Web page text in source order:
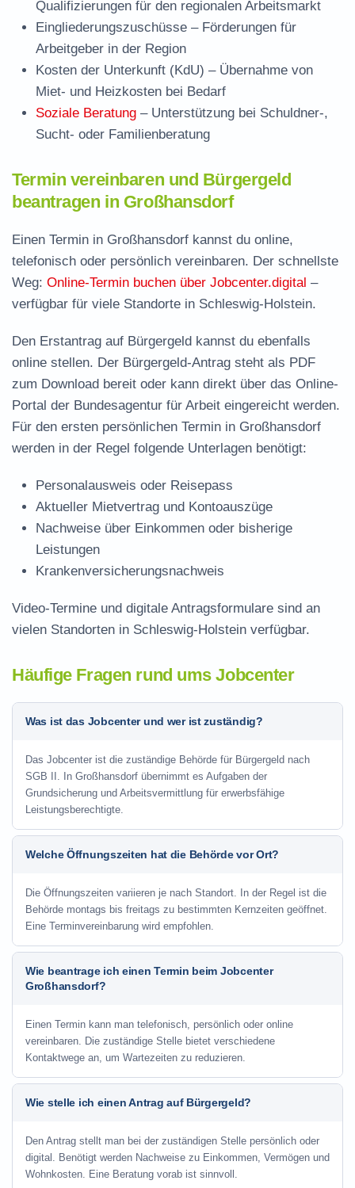
Qualifizierungen für den regionalen Arbeitsmarkt
Eingliederungszuschüsse – Förderungen für
Arbeitgeber in der Region
Kosten der Unterkunft (KdU) – Übernahme von
Miet- und Heizkosten bei Bedarf
Soziale Beratung – Unterstützung bei Schuldner-,
Sucht- oder Familienberatung
Termin vereinbaren und Bürgergeld
beantragen in Großhansdorf
Einen Termin in Großhansdorf kannst du online,
telefonisch oder persönlich vereinbaren. Der schnellste
Weg: Online-Termin buchen über Jobcenter.digital –
verfügbar für viele Standorte in Schleswig-Holstein.
Den Erstantrag auf Bürgergeld kannst du ebenfalls
online stellen. Der Bürgergeld-Antrag steht als PDF
zum Download bereit oder kann direkt über das Online-
Portal der Bundesagentur für Arbeit eingereicht werden.
Für den ersten persönlichen Termin in Großhansdorf
werden in der Regel folgende Unterlagen benötigt:
Personalausweis oder Reisepass
Aktueller Mietvertrag und Kontoauszüge
Nachweise über Einkommen oder bisherige
Leistungen
Krankenversicherungsnachweis
Video-Termine und digitale Antragsformulare sind an
vielen Standorten in Schleswig-Holstein verfügbar.
Häufige Fragen rund ums Jobcenter
Was ist das Jobcenter und wer ist zuständig?
Das Jobcenter ist die zuständige Behörde für Bürgergeld nach
SGB II. In Großhansdorf übernimmt es Aufgaben der
Grundsicherung und Arbeitsvermittlung für erwerbsfähige
Leistungsberechtigte.
Welche Öffnungszeiten hat die Behörde vor Ort?
Die Öffnungszeiten variieren je nach Standort. In der Regel ist die
Behörde montags bis freitags zu bestimmten Kernzeiten geöffnet.
Eine Terminvereinbarung wird empfohlen.
Wie beantrage ich einen Termin beim Jobcenter
Großhansdorf?
Einen Termin kann man telefonisch, persönlich oder online
vereinbaren. Die zuständige Stelle bietet verschiedene
Kontaktwege an, um Wartezeiten zu reduzieren.
Wie stelle ich einen Antrag auf Bürgergeld?
Den Antrag stellt man bei der zuständigen Stelle persönlich oder
digital. Benötigt werden Nachweise zu Einkommen, Vermögen und
Wohnkosten. Eine Beratung vorab ist sinnvoll.